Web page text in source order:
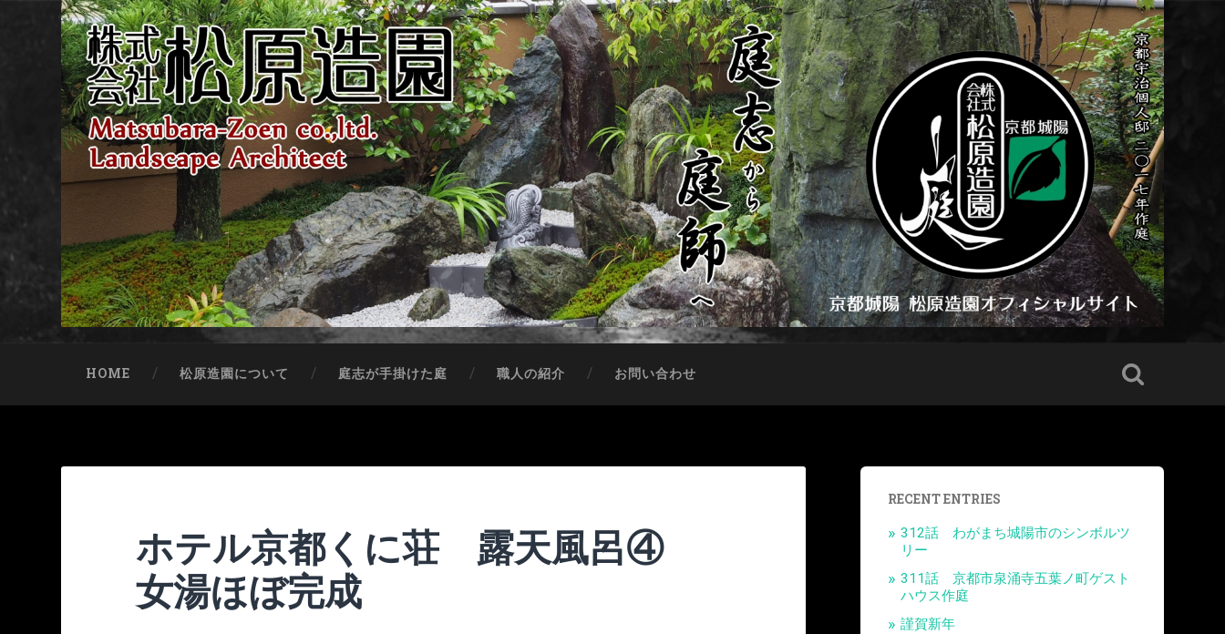
HOME 松原造園について 庭志が手掛けた庭 職人の紹介 お問い合わせ
ホテル京都くに荘 露天風呂④
女湯ほぼ完成
RECENT ENTRIES
312話 わがまち城陽市のシンボルツ
リー
311話 京都市泉涌寺五葉ノ町ゲスト
ハウス作庭
謹賀新年